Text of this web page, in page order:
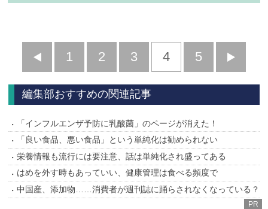
前
へ
1 2 3 4 5
へ
編集部おすすめの関連記事
「インフルエンザ予防に乳酸菌」のページが消えた！
「良い食品、悪い食品」という単純化は勧められない
栄養情報も流行には要注意、話は単純化され盛ってある
はめを外す時もあっていい、健康管理は食べる頻度で
中国産、添加物……消費者が週刊誌に踊らされなくなっている？
PR